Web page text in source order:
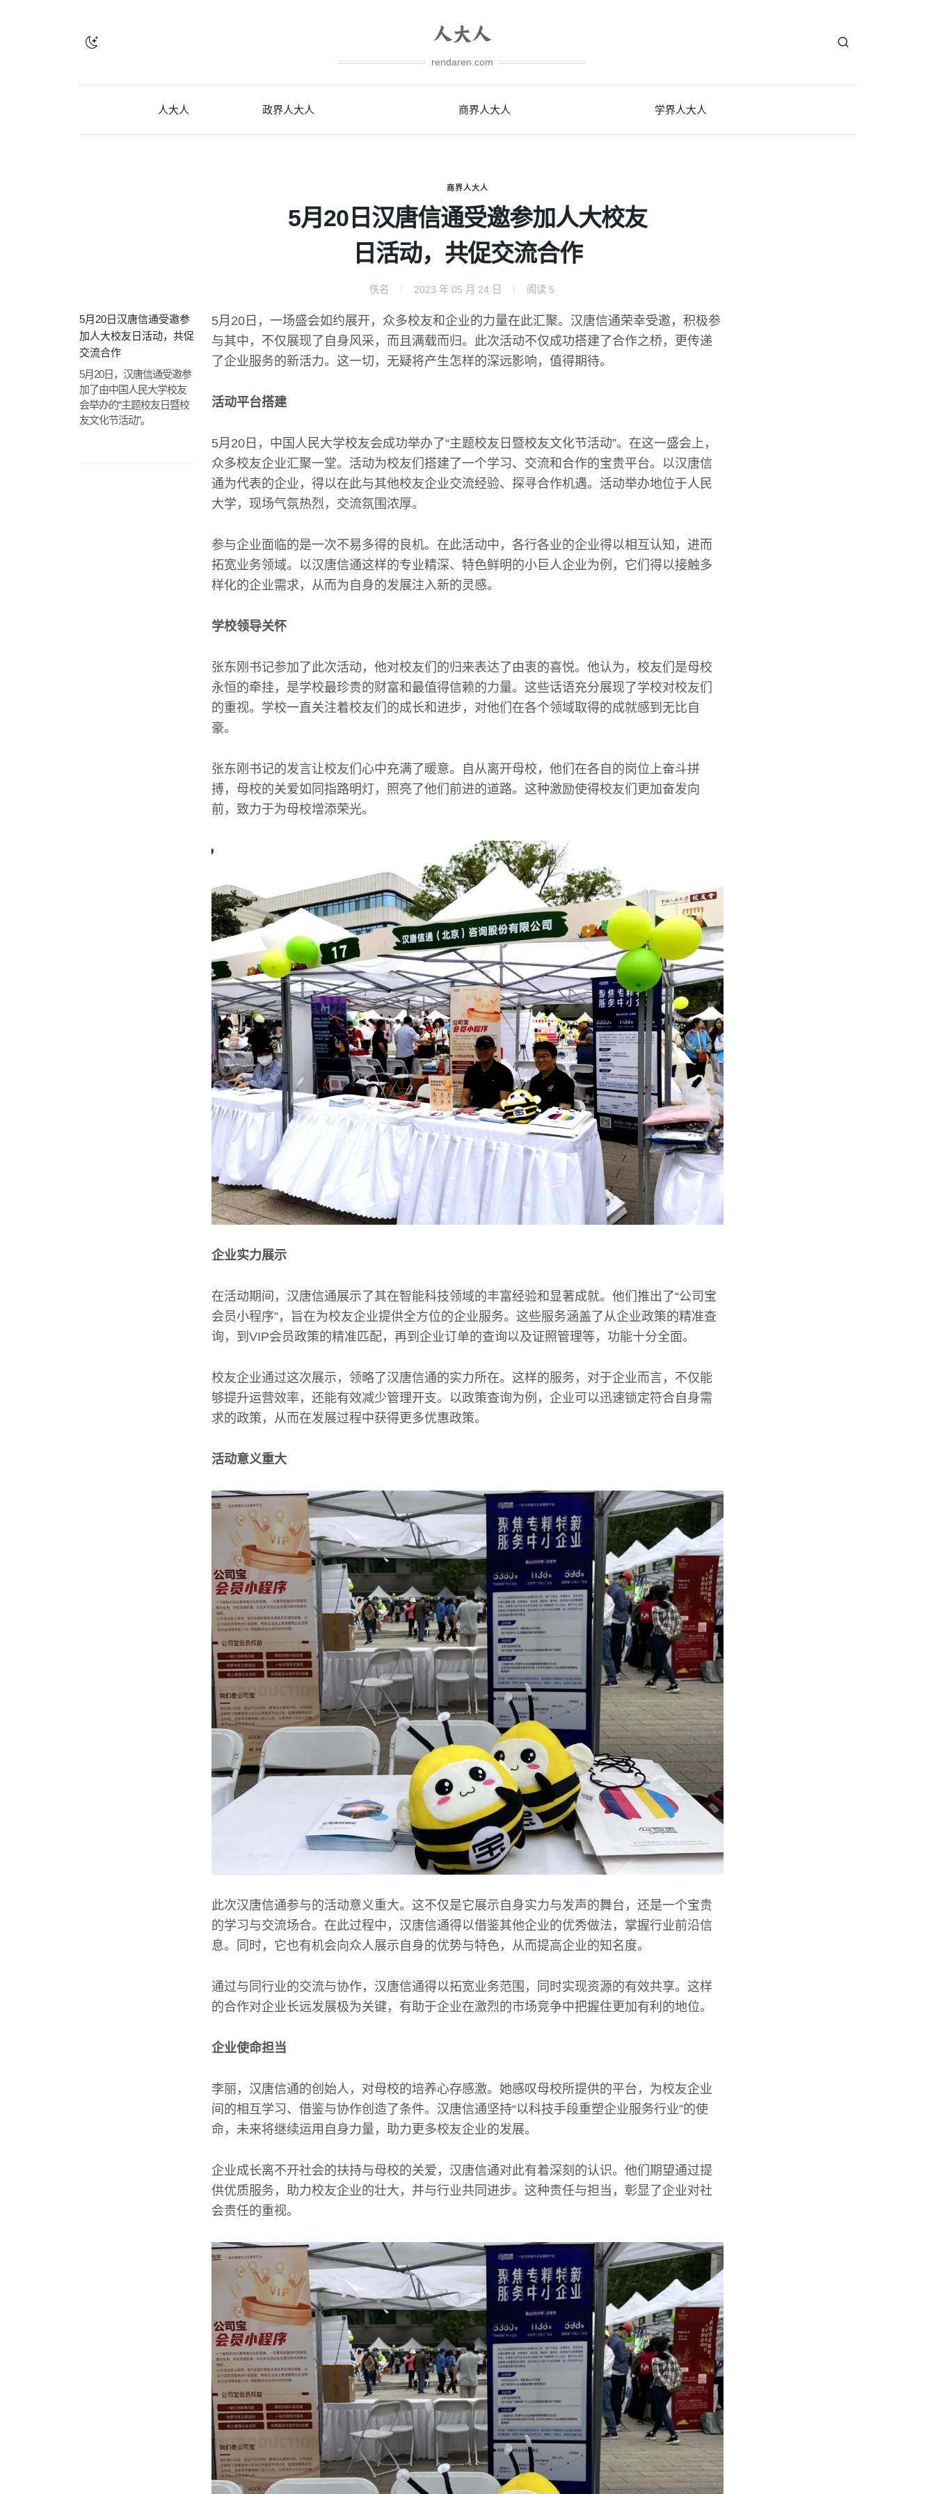
rendaren.com
人大人 政界人大人 商界人大人 学界人大人
商界人大人
5月20日汉唐信通受邀参加人大校友
日活动，共促交流合作
佚名 2023 年 05 月 24 日 阅读 5
5月20日汉唐信通受邀参
加人大校友日活动，共促
交流合作
5月20日，汉唐信通受邀参
加了由中国人民大学校友
会举办的“主题校友日暨校
友文化节活动”。
5月20日，一场盛会如约展开，众多校友和企业的力量在此汇聚。汉唐信通荣幸受邀，积极参
与其中，不仅展现了自身风采，而且满载而归。此次活动不仅成功搭建了合作之桥，更传递
了企业服务的新活力。这一切，无疑将产生怎样的深远影响，值得期待。
活动平台搭建
5月20日，中国人民大学校友会成功举办了“主题校友日暨校友文化节活动”。在这一盛会上，
众多校友企业汇聚一堂。活动为校友们搭建了一个学习、交流和合作的宝贵平台。以汉唐信
通为代表的企业，得以在此与其他校友企业交流经验、探寻合作机遇。活动举办地位于人民
大学，现场气氛热烈，交流氛围浓厚。
参与企业面临的是一次不易多得的良机。在此活动中，各行各业的企业得以相互认知，进而
拓宽业务领域。以汉唐信通这样的专业精深、特色鲜明的小巨人企业为例，它们得以接触多
样化的企业需求，从而为自身的发展注入新的灵感。
学校领导关怀
张东刚书记参加了此次活动，他对校友们的归来表达了由衷的喜悦。他认为，校友们是母校
永恒的牵挂，是学校最珍贵的财富和最值得信赖的力量。这些话语充分展现了学校对校友们
的重视。学校一直关注着校友们的成长和进步，对他们在各个领域取得的成就感到无比自
豪。
张东刚书记的发言让校友们心中充满了暖意。自从离开母校，他们在各自的岗位上奋斗拼
搏，母校的关爱如同指路明灯，照亮了他们前进的道路。这种激励使得校友们更加奋发向
前，致力于为母校增添荣光。
企业实力展示
在活动期间，汉唐信通展示了其在智能科技领域的丰富经验和显著成就。他们推出了“公司宝
会员小程序”，旨在为校友企业提供全方位的企业服务。这些服务涵盖了从企业政策的精准查
询，到VIP会员政策的精准匹配，再到企业订单的查询以及证照管理等，功能十分全面。
校友企业通过这次展示，领略了汉唐信通的实力所在。这样的服务，对于企业而言，不仅能
够提升运营效率，还能有效减少管理开支。以政策查询为例，企业可以迅速锁定符合自身需
求的政策，从而在发展过程中获得更多优惠政策。
活动意义重大
此次汉唐信通参与的活动意义重大。这不仅是它展示自身实力与发声的舞台，还是一个宝贵
的学习与交流场合。在此过程中，汉唐信通得以借鉴其他企业的优秀做法，掌握行业前沿信
息。同时，它也有机会向众人展示自身的优势与特色，从而提高企业的知名度。
通过与同行业的交流与协作，汉唐信通得以拓宽业务范围，同时实现资源的有效共享。这样
的合作对企业长远发展极为关键，有助于企业在激烈的市场竞争中把握住更加有利的地位。
企业使命担当
李丽，汉唐信通的创始人，对母校的培养心存感激。她感叹母校所提供的平台，为校友企业
间的相互学习、借鉴与协作创造了条件。汉唐信通坚持“以科技手段重塑企业服务行业”的使
命，未来将继续运用自身力量，助力更多校友企业的发展。
企业成长离不开社会的扶持与母校的关爱，汉唐信通对此有着深刻的认识。他们期望通过提
供优质服务，助力校友企业的壮大，并与行业共同进步。这种责任与担当，彰显了企业对社
会责任的重视。